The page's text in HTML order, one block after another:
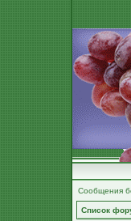
Сообщения
Список